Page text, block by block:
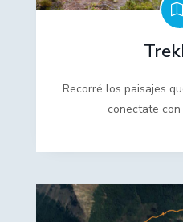
Recorré los paisajes
conectate